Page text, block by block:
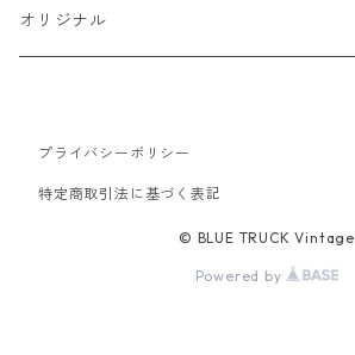
七分・長袖Tシャツ
半袖シャツ
スウェット
パーカー
セーター
チノパン
コーデュロイ
キャップ
ベルト
オリジナル
プライバシーポリシー
特定商取引法に基づく表記
© BLUE TRUCK Vintage
Powered by